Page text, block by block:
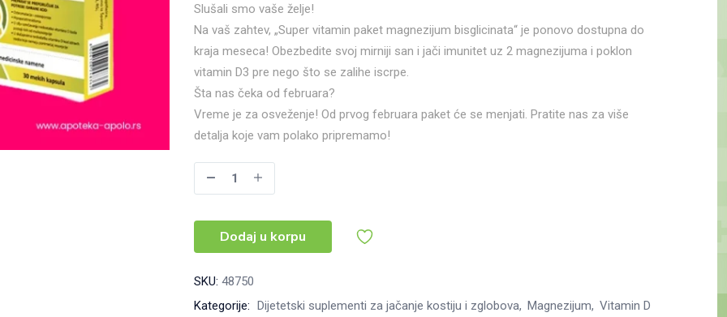
Slušali smo vaše želje!
Na vaš zahtev, „Super vitamin paket magnezijum bisglicinata“ je ponovo dostupna do
kraja meseca! Obezbedite svoj mirniji san i jači imunitet uz 2 magnezijuma i poklon
vitamin D3 pre nego što se zalihe iscrpe.
Šta nas čeka od februara?
Vreme je za osveženje! Od prvog februara paket će se menjati. Pratite nas za više
detalja koje vam polako pripremamo!
vitamin
magnezijum
bisglicinata
i
vitamina
Dodaj u korpu
SKU: 48750
Kategorije: Dijetetski suplementi za jačanje kostiju i zglobova Magnezijum
Vitamin D